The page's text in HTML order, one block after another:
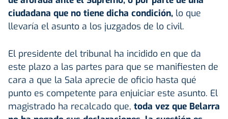
ciudadana que no tiene dicha condición, lo que
llevaría el asunto a los juzgados de lo civil.
El presidente del tribunal ha incidido en que da
este plazo a las partes para que se manifiesten de
cara a que la Sala aprecie de oficio hasta qué
punto es competente para enjuiciar este asunto. El
magistrado ha recalcado que, toda vez que Belarra